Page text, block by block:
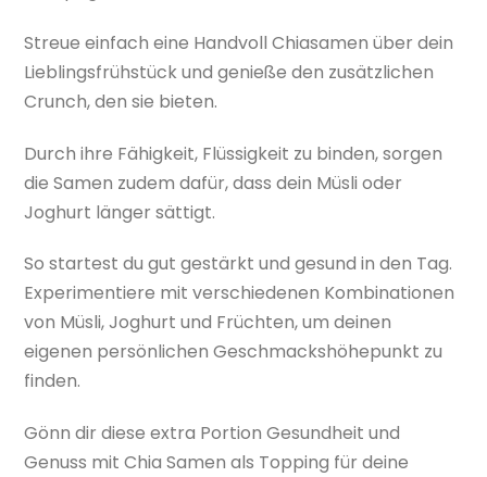
Streue einfach eine Handvoll Chiasamen über dein
Lieblingsfrühstück und genieße den zusätzlichen
Crunch, den sie bieten.
Durch ihre Fähigkeit, Flüssigkeit zu binden, sorgen
die Samen zudem dafür, dass dein Müsli oder
Joghurt länger sättigt.
So startest du gut gestärkt und gesund in den Tag.
Experimentiere mit verschiedenen Kombinationen
von Müsli, Joghurt und Früchten, um deinen
eigenen persönlichen Geschmackshöhepunkt zu
finden.
Gönn dir diese extra Portion Gesundheit und
Genuss mit Chia Samen als Topping für deine